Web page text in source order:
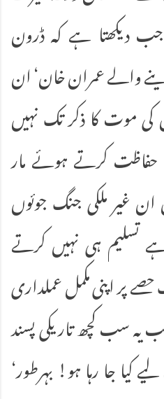
دیکھتا ہے کہ ڈرون
والے عمران خان‘ ان
کی موت کا ذکر تک نہیں
حفاظت کرتے ہوئے مار
غیر ملکی جنگ جوئوں
تسلیم ہی نہیں کرتے
پر اپنی مکمل عملداری
یہ سب کچھ تاریکی پسند
کیا جا رہا ہو! بہرطور‘